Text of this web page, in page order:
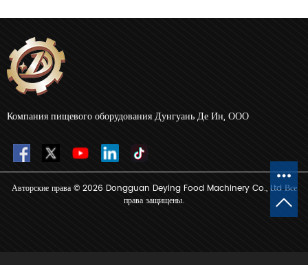
Компания пищевого оборудования Дунгуань Де Ин, ООО
Авторские права © 2026 Dongguan Deying Food Machinery Co., Ltd Все
права защищены.